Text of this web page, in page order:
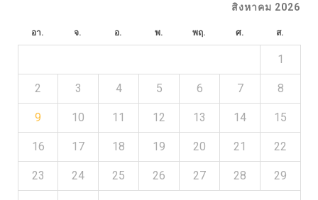
สิงหาคม 2026
อา. จ. อ. พ. พฤ. ศ. ส.
1
2 3 4 5 6 7 8
9 10 11 12 13 14 15
16 17 18 19 20 21 22
23 24 25 26 27 28 29